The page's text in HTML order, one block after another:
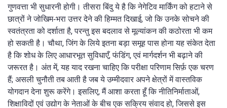
गुणवत्ता भी सुधारनी होगी। तीसरा बिंदु ये है कि नेगेटिव मार्किंग को हटाने से
छात्रों ने जोखिम‑भरा उत्तर देने की हिम्मत दिखाई, जो कि उनके सोचने की
स्वतंत्रता को दर्शाता है, परन्तु इस बदलाव से मूल्यांकन की कठोरता भी कम
हो सकती है। चौथा, जिंग के लिये इतना बड़ा समूह पास होना यह संकेत देता
है कि शोध के लिए आधारभूत सुविधाएँ, फंडिंग, एवं मार्गदर्शन भी बढ़ाने की
जरूरत है। अंत में, यह याद रखना चाहिए कि परीक्षा परिणाम सिर्फ़ एक चरण
हैं; असली चुनौती तब आती है जब ये उम्मीदवार अपने क्षेत्रों में वास्तविक
योगदान देना शुरू करेंगे। इसलिए, मैं आशा करता हूँ कि नीतिनिर्माताओं,
शिक्षाविदों एवं उद्योग के नेताओं के बीच एक सक्रिय संवाद हो, जिससे इस